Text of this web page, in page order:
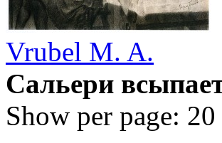
Vrubel M. A.
Сальери
Show per page: 20